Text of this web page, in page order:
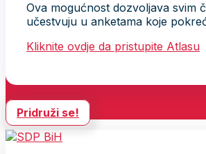
Ova mogućnost dozvoljava svim
učestvuju u anketama koje
Kliknite ovdje da pristupite Atlasu
Pridruži se!